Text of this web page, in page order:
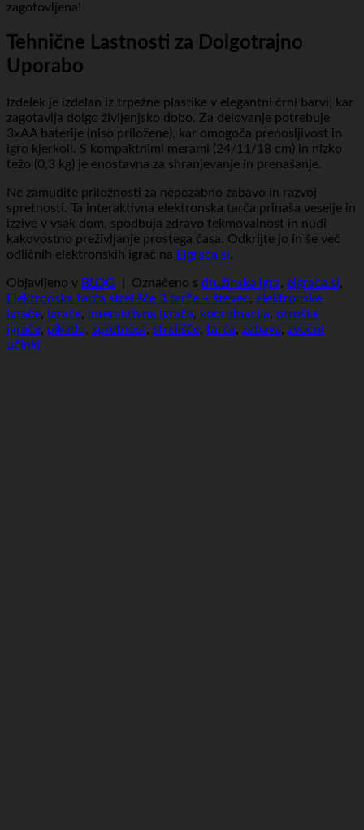
zagotovljena!
Tehnične Lastnosti za Dolgotrajno
Uporabo
Izdelek je izdelan iz trpežne plastike v elegantni črni barvi, kar
zagotavlja dolgo življenjsko dobo. Za delovanje potrebuje
3xAA baterije (niso priložene), kar omogoča prenosljivost in
igro kjerkoli. S kompaktnimi merami (24/11/18 cm) in nizko
težo (0,3 kg) je enostavna za shranjevanje in prenašanje.
Ne zamudite priložnosti za nepozabno zabavo in razvoj
spretnosti. Ta interaktivna elektronska tarča prinaša veselje in
izzive v vsak dom, spodbuja zdravo tekmovalnost in nudi
kakovostno preživljanje prostega časa. Odkrijte jo in še več
odličnih elektronskih igrač na Eigraca.si.
Objavljeno v BLOG Označeno s družinska igra, eigraca.si,
Elektronska tarča strelišče 3 tarče + števec, elektronske
igrače, igrače, interaktivna igrača, koordinacija, otroške
igrače, pikado, spretnost, strelišče, tarča, zabava, zvočni
učinki